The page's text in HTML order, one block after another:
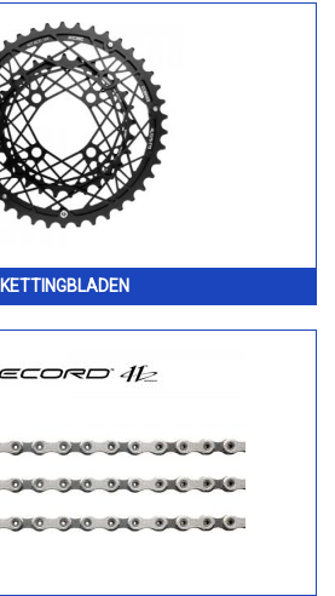
KETTINGBLADEN